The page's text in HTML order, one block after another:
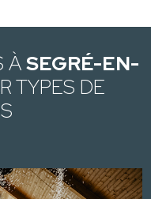
ÀSEGRÉ-EN-
TYPES DE